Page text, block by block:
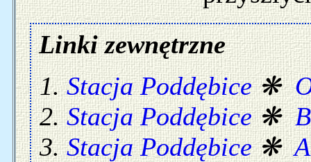
Linki zewnętrzne
Stacja Poddębice❋
Stacja Poddębice❋
Stacja Poddębice❋